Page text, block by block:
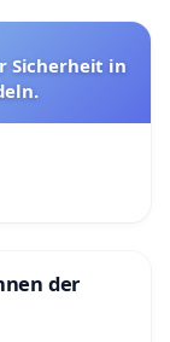
Sicherheit in
der